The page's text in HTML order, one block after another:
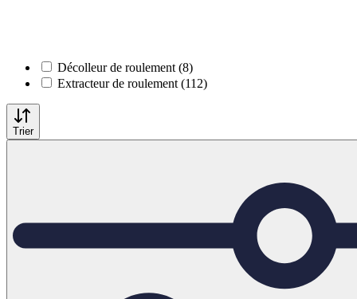
Décolleur de roulement (8)
Extracteur de roulement (112)
Trier